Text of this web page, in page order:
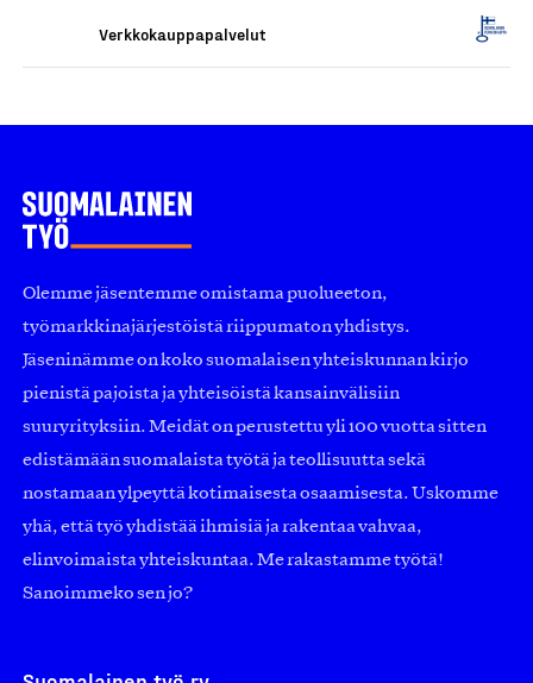
Verkkokauppapalvelut
Olemme jäsentemme omistama puolueeton,
työmarkkinajärjestöistä riippumaton yhdistys.
Jäseninämme on koko suomalaisen yhteiskunnan kirjo
pienistä pajoista ja yhteisöistä kansainvälisiin
suuryrityksiin. Meidät on perustettu yli 100 vuotta sitten
edistämään suomalaista työtä ja teollisuutta sekä
nostamaan ylpeyttä kotimaisesta osaamisesta. Uskomme
yhä, että työ yhdistää ihmisiä ja rakentaa vahvaa,
elinvoimaista yhteiskuntaa. Me rakastamme työtä!
Sanoimmeko sen jo?